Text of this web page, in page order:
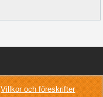
Villkor och föreskrifter